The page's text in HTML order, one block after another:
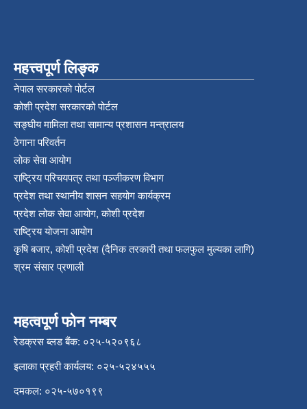
महत्त्वपूर्ण लिङ्क
नेपाल सरकारको पोर्टल
कोशी प्रदेश सरकारको पोर्टल
सङ्‍घीय मामिला तथा सामान्य प्रशासन मन्त्रालय
ठेगाना परिवर्तन
लोक सेवा आयोग
राष्ट्रिय परिचयपत्र तथा पञ्‍जीकरण विभाग
प्रदेश तथा स्थानीय शासन सहयोग कार्यक्रम
प्रदेश लोक सेवा आयोग, कोशी प्रदेश
राष्ट्रिय योजना आयोग
कृषि बजार, कोशी प्रदेश (दैनिक तरकारी तथा फलफुल मुल्यका लागि)
श्रम संसार प्रणाली
महत्वपूर्ण फोन नम्बर
रेडक्रस ब्लड बैंक: ०२५-५२०९६८
इलाका प्रहरी कार्यलय: ०२५-५२४५५५
दमकल: ०२५-५७०१९९